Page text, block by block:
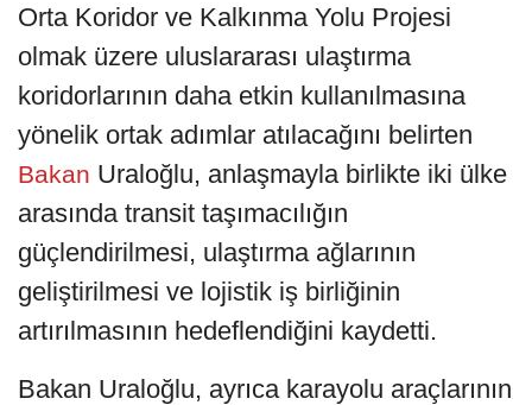
Orta Koridor ve Kalkınma Yolu Projesi
olmak üzere uluslararası ulaştırma
koridorlarının daha etkin kullanılmasına
yönelik ortak adımlar atılacağını belirten
Bakan Uraloğlu, anlaşmayla birlikte iki ülke
arasında transit taşımacılığın
güçlendirilmesi, ulaştırma ağlarının
geliştirilmesi ve lojistik iş birliğinin
artırılmasının hedeflendiğini kaydetti.
Bakan Uraloğlu, ayrıca karayolu araçlarının